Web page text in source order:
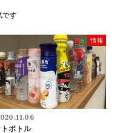
情報
ボトル